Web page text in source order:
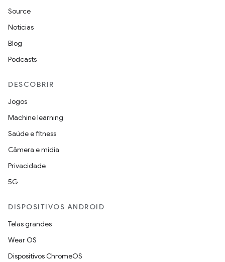
Source
Notícias
Blog
Podcasts
DESCOBRIR
Jogos
Machine learning
Saúde e fitness
Câmera e mídia
Privacidade
5G
DISPOSITIVOS ANDROID
Telas grandes
Wear OS
Dispositivos ChromeOS